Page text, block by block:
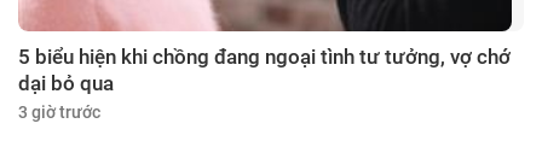
5 biểu hiện khi chồng đang ngoại tình tư tưởng, vợ chớ
dại bỏ qua
3 giờ trước